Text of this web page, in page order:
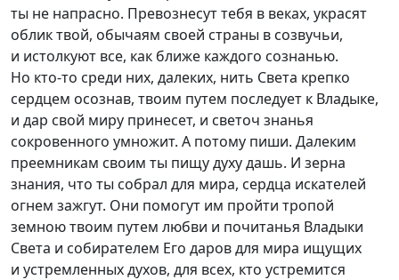
ты не напрасно. Превознесут тебя в веках, украсят
облик твой, обычаям своей страны в созвучьи,
и истолкуют все, как ближе каждого сознанью.
Но кто-то среди них, далеких, нить Света крепко
сердцем осознав, твоим путем последует к Владыке,
и дар свой миру принесет, и светоч знанья
сокровенного умножит. А потому пиши. Далеким
преемникам своим ты пищу духу дашь. И зерна
знания, что ты собрал для мира, сердца искателей
огнем зажгут. Они помогут им пройти тропой
земною твоим путем любви и почитанья Владыки
Света и собирателем Его даров для мира ищущих
и устремленных духов, для всех, кто устремится